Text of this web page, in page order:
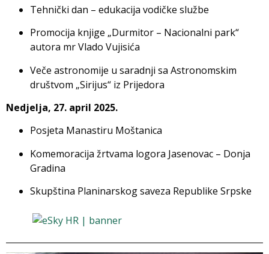
Tehnički dan – edukacija vodičke službe
Promocija knjige „Durmitor – Nacionalni park“
autora mr Vladо Vujisića
Veče astronomije u saradnji sa Astronomskim
društvom „Sirijus“ iz Prijedora
Nedjelja, 27. april 2025.
Posjeta Manastiru Moštanica
Komemoracija žrtvama logora Jasenovac – Donja
Gradina
Skupština Planinarskog saveza Republike Srpske